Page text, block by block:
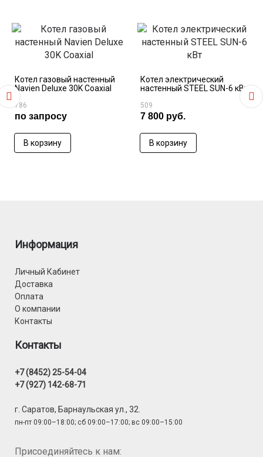
Котел газовый настенный
Navien Deluxe 30K Coaxial
786
по запросу
В корзину
Котел электрический
настенный STEEL SUN-6 кВт
509
7 800 руб.
В корзину
Информация
Личный Кабинет
Доставка
Оплата
О компании
Контакты
Контакты
+7 (8452) 25-54-04
+7 (927) 142-68-71
г. Саратов, Барнаульская ул., 32.
пн-пт 09:00–18:00; сб 09:00–17:00; вс 09:00–15:00
Присоединяйтесь к нам: